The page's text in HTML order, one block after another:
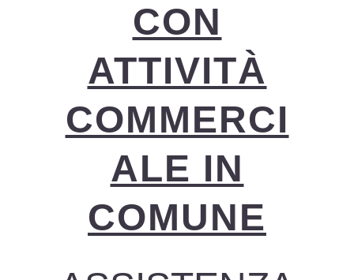
CON
ATTIVITÀ
COMMERCI
ALE IN
COMUNE